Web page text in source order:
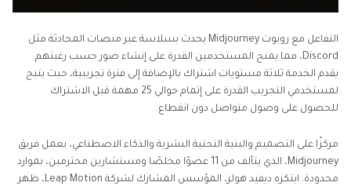
التفاعل مع روبوت Midjourney يحدث بسلاسة عبر منصات المحادثة مثل
Discord، مما يمنح المستخدمين القدرة على إنشاء صور حسب رغبتهم.
يقدم الخدمة ثلاثة مستويات اشتراك بالإضافة إلى فترة تجريبية، حيث يتيح
لمستخدمي التجريب القدرة على إتمام حوالي 25 مهمة قبل الاشتراك
للحصول على وصول متواصل دون انقطاع.
مركزًا على التصميم والبنية التحتية البشرية والذكاء الاصطناعي، يعمل فريق
Midjourney، الذي يتألف من 11 عضوًا مخلصًا ومستشارين محترمين، بموارد
محدودة. ابتكره ديفيد هولز، المؤسس المشارك لشركة Leap Motion، ظهر